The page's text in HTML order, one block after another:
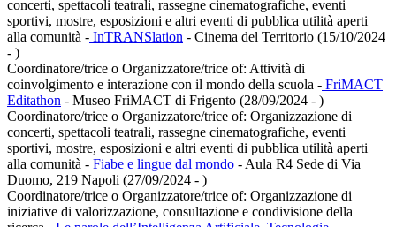
concerti, spettacoli teatrali, rassegne cinematografiche, eventi
sportivi, mostre, esposizioni e altri eventi di pubblica utilità aperti
alla comunità - InTRANSlation - Cinema del Territorio (15/10/2024
- )
Coordinatore/trice o Organizzatore/trice of: Attività di
coinvolgimento e interazione con il mondo della scuola - FriMACT
Editathon - Museo FriMACT di Frigento (28/09/2024 - )
Coordinatore/trice o Organizzatore/trice of: Organizzazione di
concerti, spettacoli teatrali, rassegne cinematografiche, eventi
sportivi, mostre, esposizioni e altri eventi di pubblica utilità aperti
alla comunità - Fiabe e lingue dal mondo - Aula R4 Sede di Via
Duomo, 219 Napoli (27/09/2024 - )
Coordinatore/trice o Organizzatore/trice of: Organizzazione di
iniziative di valorizzazione, consultazione e condivisione della